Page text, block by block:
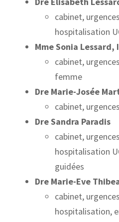
cabinet,
hospitalisation
Mme Sonia Lessard,
cabinet,
femme
Dre Marie-Josée
cabinet,
Dre Sandra Paradis
cabinet,
hospitalisation
guidées
Dre Marie-Eve
cabinet,
hospitalisation,